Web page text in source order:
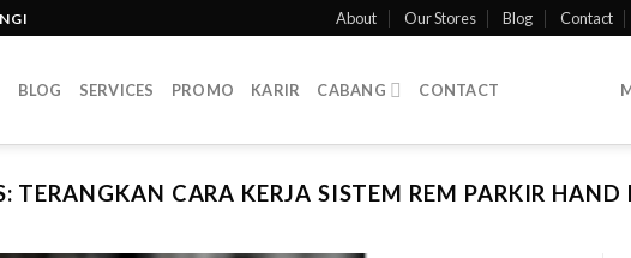
About Our Stores Blog Contact
BLOG SERVICES PROMO KARIR CABANG CONTACT
TERANGKAN CARA KERJA SISTEM REM PARKIR HAND